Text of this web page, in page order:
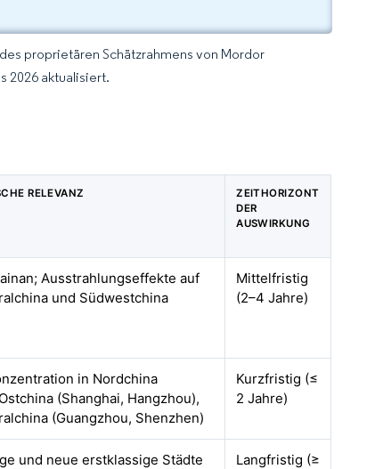
proprietären Schätzrahmens von Mordor
2026 aktualisiert.
RELEVANZ
ZEITHORIZONT
DER
AUSWIRKUNG
Ausstrahlungseffekte auf
und Südwestchina
Mittelfristig
(2–4 Jahre)
in Nordchina
(Shanghai, Hangzhou),
(Guangzhou, Shenzhen)
Kurzfristig (≤
2 Jahre)
und neue erstklassige Städte
Langfristig (≥